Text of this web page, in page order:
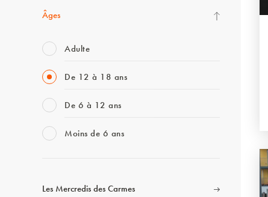
Âges
Adulte
De 12 à 18 ans
De 6 à 12 ans
Moins de 6 ans
Les Mercredis des Carmes